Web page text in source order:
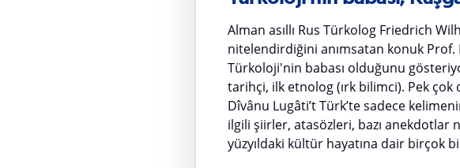
Alman asıllı Rus Türkolog Friedrich
nitelendirdiğini anımsatan konuk Prof.
Türkoloji'nin babası olduğunu
tarihçi, ilk etnolog (ırk bilimci). Pek
Dîvânu Lugâti’t Türk’te sadece
ilgili şiirler, atasözleri, bazı anekdotlar
yüzyıldaki kültür hayatına dair birçok